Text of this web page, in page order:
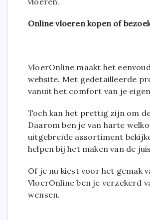
Online vloeren kopen of
VloerOnline maakt het
website. Met gedetailleerde
vanuit het comfort van je
Toch kan het prettig zijn om
Daarom ben je van harte
uitgebreide assortiment
helpen bij het maken van de
Of je nu kiest voor het gemak
VloerOnline ben je verzekerd
wensen.